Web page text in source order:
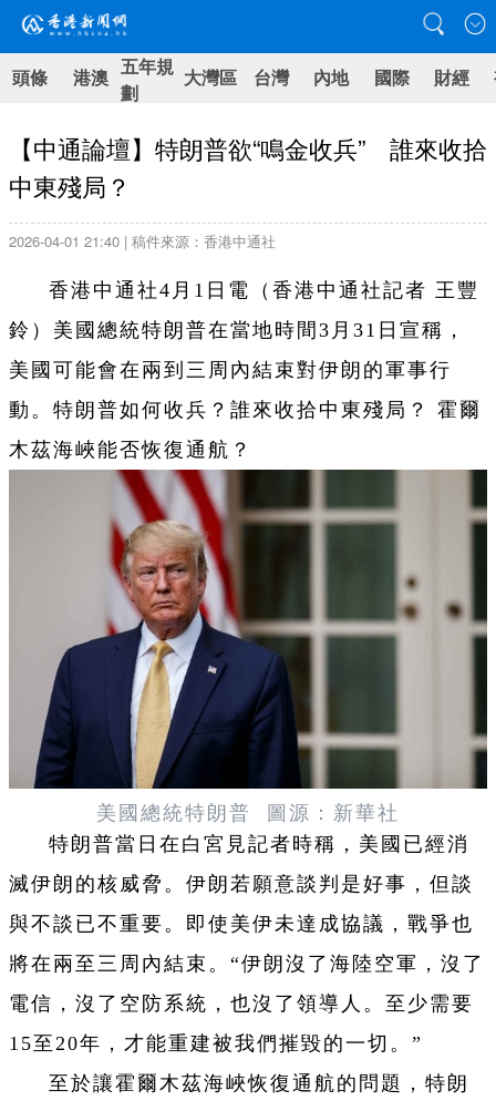
頭條 港澳 五年規
劃
大灣區 台灣 內地 國際 財經
【中通論壇】特朗普欲“鳴金收兵” 誰來收拾
中東殘局？
2026-04-01 21:40 | 稿件來源：香港中通社
香港中通社4月1日電（香港中通社記者 王豐
鈴）美國總統特朗普在當地時間3月31日宣稱，
美國可能會在兩到三周內結束對伊朗的軍事行
動。特朗普如何收兵？誰來收拾中東殘局？ 霍爾
木茲海峽能否恢復通航？
美國總統特朗普 圖源：新華社
特朗普當日在白宮見記者時稱，美國已經消
滅伊朗的核威脅。伊朗若願意談判是好事，但談
與不談已不重要。即使美伊未達成協議，戰爭也
將在兩至三周內結束。“伊朗沒了海陸空軍，沒了
電信，沒了空防系統，也沒了領導人。至少需要
15至20年，才能重建被我們摧毀的一切。”
至於讓霍爾木茲海峽恢復通航的問題，特朗